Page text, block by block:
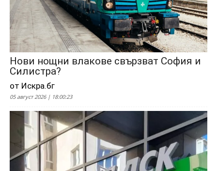
Нови нощни влакове свързват София и
Силистра?
от Искра.бг
05 август 2026 | 18:00:23